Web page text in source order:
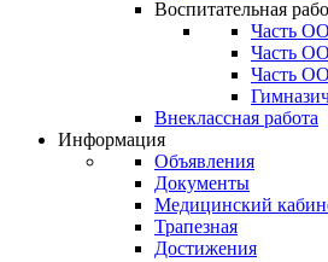
Воспитательная
Часть
Часть
Часть
Внеклассная работа
Информация
Объявления
Документы
Медицинский
Трапезная
Достижения